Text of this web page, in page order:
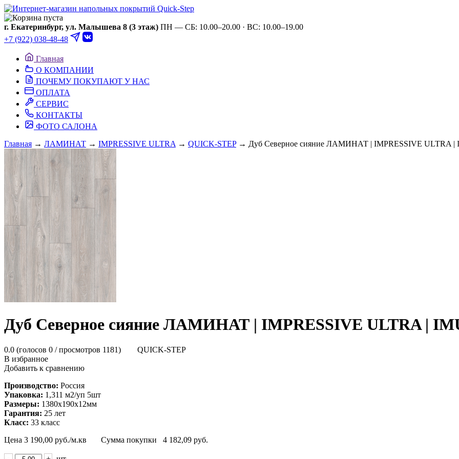
г. Екатеринбург, ул. Малышева 8 (3 этаж) ПН — СБ: 10.00–20.00 · ВС: 10.00–19.00
+7 (922) 038-48-48
Главная
О КОМПАНИИ
ПОЧЕМУ ПОКУПАЮТ У НАС
ОПЛАТА
СЕРВИС
КОНТАКТЫ
ФОТО САЛОНА
Главная → ЛАМИНАТ → IMPRESSIVE ULTRA → QUICK-STEP→ Дуб Северное сияние ЛАМИНАТ | IMPRESSIVE ULTRA |
Дуб Северное сияние ЛАМИНАТ | IMPRESSIVE ULTRA |
0.0 (голосов 0 / просмотров 1181)
QUICK-STEP
В избранное
Добавить к сравнению
Производство: Россия
Упаковка: 1,311 м2/уп 5шт
Размеры: 1380х190х12мм
Гарантия: 25 лет
Класс: 33 класс
Цена 3 190,00 руб./м.кв Сумма покупки 4 182,09 руб.